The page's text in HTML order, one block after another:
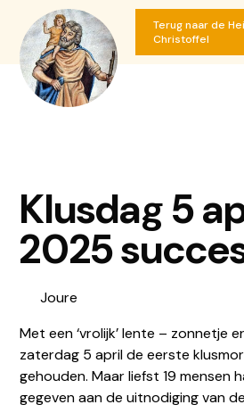
Terug naar de
Christoffel
Klusdag 5
2025
Joure
Met een ‘vrolijk’ lente – zonnetje
zaterdag 5 april de eerste
gehouden. Maar liefst 19 mensen
gegeven aan de uitnodiging van